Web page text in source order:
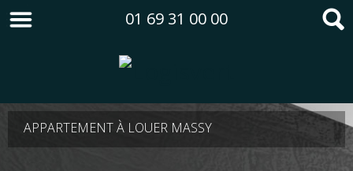
01 69 31 00 00
APPARTEMENT À LOUER MASSY